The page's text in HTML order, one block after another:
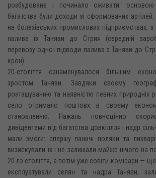
розбудоване і починало оживати:
багатства були доходи зі сформованих артілей,
на болехівських промислових підприємствах,
палива із Таняви до Стрия (середній
перевозу одної підводи палива з Таняви до
крон).
20-століття ознаменувалося більшим
зростом Таняви. Завдяки своєму
розташуванню та наявністю певних природніх
село отримало поштовх в своєму
становленню. Нажаль повноцінно
дивідентами від багатства довкіллля і надр
мали змоги: спершу паничі поляки та лихварі
визискували їх і не залишали майже нічого на
20-го століття, а потім уже совіти-комісари —
експлуатували селян та надра Таняви,